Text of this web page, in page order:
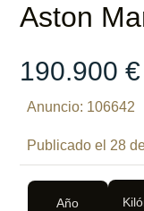
Aston
190.900 €
Anuncio: 106642
Publicado el 28
Año